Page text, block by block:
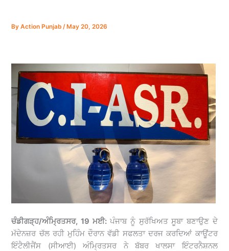
ByAction Punjab/ May 20, 2026
ਚੰਡੀਗੜ੍ਹ/ਅੰਮ੍ਰਿਤਸਰ, 19 ਮਈ:ਪੰਜਾਬ ਨੂੰ ਸੁਰੱਖਿਅਤ ਸੂਬਾ ਬਣਾਉਣ ਦੇ
ਮੱਦੇਨਜ਼ਰ ਚੱਲ ਰਹੀ ਮੁਹਿੰਮ ਦੌਰਾਨ ਵੱਡੀ ਸਫਲਤਾ ਦਰਜ ਕਰਦਿਆਂ ਕਾਊਂਟਰ
ਇੰਟੈਲੀਜੈਂਸ (ਸੀਆਈ) ਅੰਮ੍ਰਿਤਸਰ ਨੇ ਬੱਬਰ ਖਾਲਸਾ ਇੰਟਰਨੈਸ਼ਨਲ